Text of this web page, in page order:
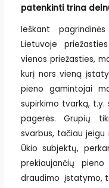
patenkinti trina
Ieškant
Lietuvoje
vienos priežasties,
kurį nors vieną
pieno gamintojai
supirkimo tvarką,
pagerės. Grupių
svarbus, tačiau jeigu
Ūkio subjektų,
prekiaujančių pieno
draudimo įstatymo,